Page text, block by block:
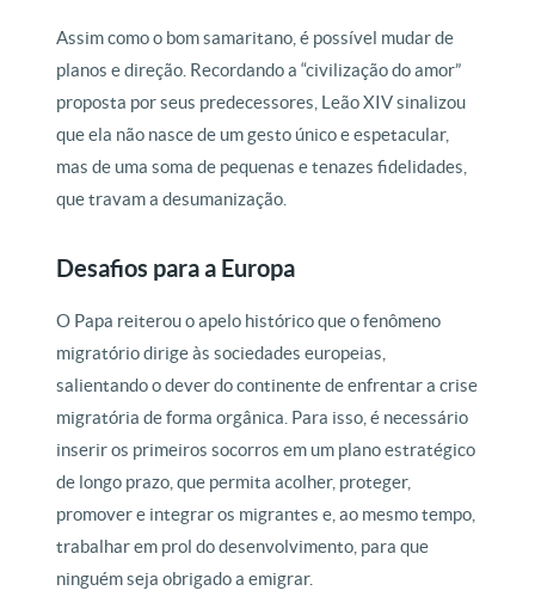
Assim como o bom samaritano, é possível mudar de
planos e direção. Recordando a “civilização do amor”
proposta por seus predecessores, Leão XIV sinalizou
que ela não nasce de um gesto único e espetacular,
mas de uma soma de pequenas e tenazes fidelidades,
que travam a desumanização.
Desafios para a Europa
O Papa reiterou o apelo histórico que o fenômeno
migratório dirige às sociedades europeias,
salientando o dever do continente de enfrentar a crise
migratória de forma orgânica. Para isso, é necessário
inserir os primeiros socorros em um plano estratégico
de longo prazo, que permita acolher, proteger,
promover e integrar os migrantes e, ao mesmo tempo,
trabalhar em prol do desenvolvimento, para que
ninguém seja obrigado a emigrar.